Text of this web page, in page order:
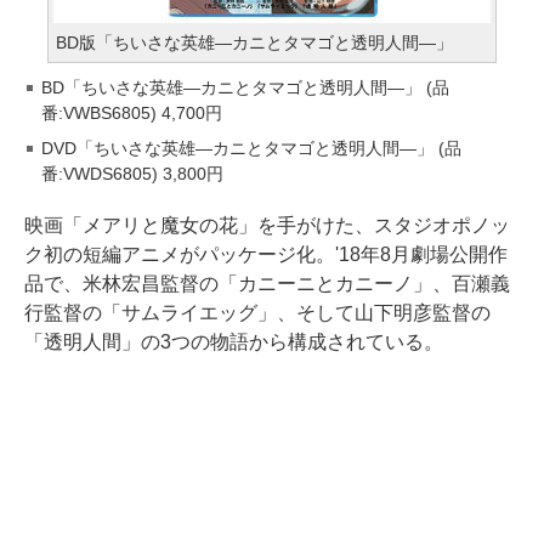
BD版「ちいさな英雄―カニとタマゴと透明人間―」
BD「ちいさな英雄―カニとタマゴと透明人間―」 (品
番:VWBS6805) 4,700円
DVD「ちいさな英雄―カニとタマゴと透明人間―」 (品
番:VWDS6805) 3,800円
映画「メアリと魔女の花」を手がけた、スタジオポノッ
ク初の短編アニメがパッケージ化。'18年8月劇場公開作
品で、米林宏昌監督の「カニーニとカニーノ」、百瀬義
行監督の「サムライエッグ」、そして山下明彦監督の
「透明人間」の3つの物語から構成されている。